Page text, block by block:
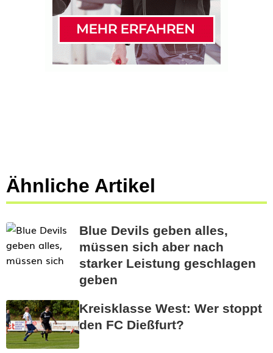
Ähnliche Artikel
Blue Devils geben alles,
müssen sich aber nach
starker Leistung geschlagen
geben
Kreisklasse West: Wer stoppt
den FC Dießfurt?